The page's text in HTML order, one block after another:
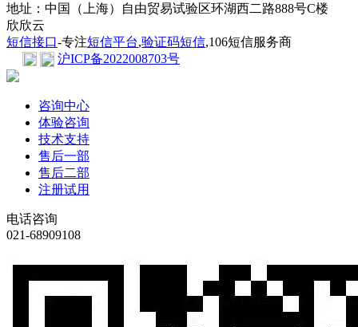
地址：中国（上海）自由贸易试验区环湖西二路888号C楼
欣欣云
短信接口-专注短信平台,验证码短信,106短信服务商
沪ICP备2022008703号
咨询中心
体验咨询
技术支持
售后一部
售后二部
注册试用
电话咨询
021-68909108